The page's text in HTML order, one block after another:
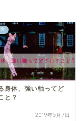
身体、強い軸ってど
と？
2019年5月7日